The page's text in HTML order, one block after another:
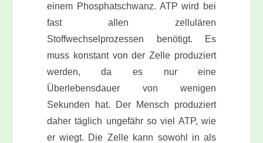
einem Phosphatschwanz. ATP wird bei
fast allen zellulären
Stoffwechselprozessen benötigt. Es
muss konstant von der Zelle produziert
werden, da es nur eine
Überlebensdauer von wenigen
Sekunden hat. Der Mensch produziert
daher täglich ungefähr so viel ATP, wie
er wiegt. Die Zelle kann sowohl in als